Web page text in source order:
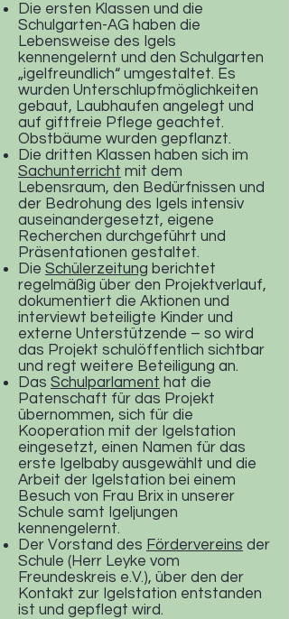
Die ersten Klassen und die
Schulgarten-AG haben die
Lebensweise des Igels
kennengelernt und den Schulgarten
„igelfreundlich“ umgestaltet. Es
wurden Unterschlupfmöglichkeiten
gebaut, Laubhaufen angelegt und
auf giftfreie Pflege geachtet.
Obstbäume wurden gepflanzt.
Die dritten Klassen haben sich im
Sachunterricht mit dem
Lebensraum, den Bedürfnissen und
der Bedrohung des Igels intensiv
auseinandergesetzt, eigene
Recherchen durchgeführt und
Präsentationen gestaltet.
Die Schülerzeitung berichtet
regelmäßig über den Projektverlauf,
dokumentiert die Aktionen und
interviewt beteiligte Kinder und
externe Unterstützende – so wird
das Projekt schulöffentlich sichtbar
und regt weitere Beteiligung an.
Das Schulparlament hat die
Patenschaft für das Projekt
übernommen, sich für die
Kooperation mit der Igelstation
eingesetzt, einen Namen für das
erste Igelbaby ausgewählt und die
Arbeit der Igelstation bei einem
Besuch von Frau Brix in unserer
Schule samt Igeljungen
kennengelernt.
Der Vorstand des Fördervereins der
Schule (Herr Leyke vom
Freundeskreis e.V.), über den der
Kontakt zur Igelstation entstanden
ist und gepflegt wird.